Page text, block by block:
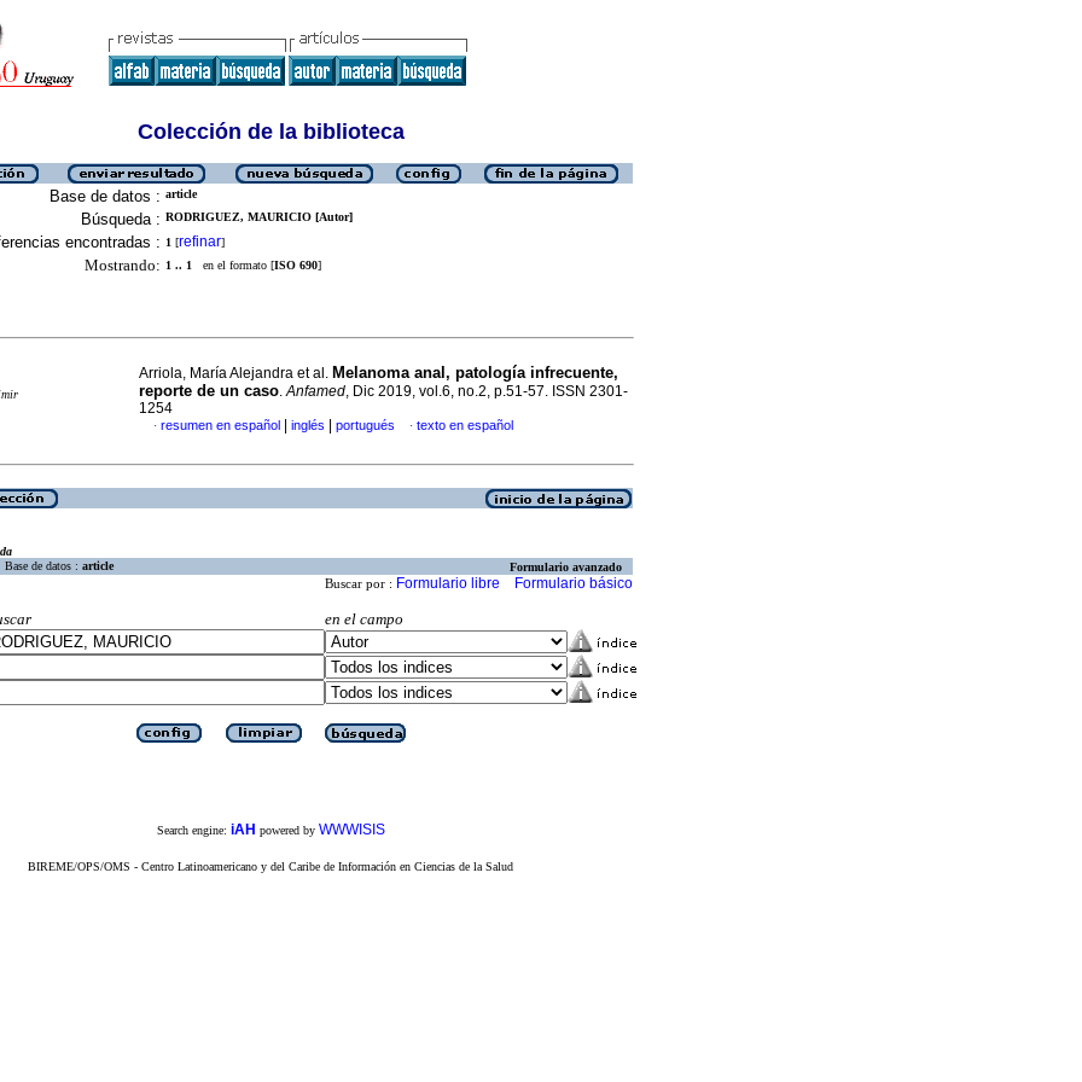
Colección de la biblioteca
Base de datos : article
Búsqueda : RODRIGUEZ, MAURICIO [Autor]
encontradas : 1 [refinar]
Mostrando: 1 .. 1 en el formato [ISO 690]
Arriola, María Alejandra et al. Melanoma anal, patología infrecuente,
reporte de un caso.Anfamed, Dic 2019, vol.6, no.2, p.51-57. ISSN 2301-
1254
· resumen en español inglés portugués · texto en español
Base de datos : article Formulario avanzado
Buscar por : Formulario libre Formulario básico
en el campo
Search engine: iAH powered by WWWISIS
BIREME/OPS/OMS - Centro Latinoamericano y del Caribe de Información en Ciencias de la Salud